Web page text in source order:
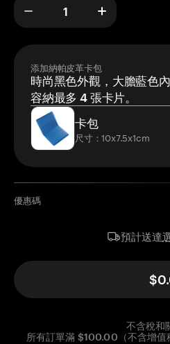
添加納帕皮革卡包
時尚黑色外觀，大膽藍色
容納最多 4 張卡片。
卡包
尺寸：10x7.5x1cm
優惠碼
預計送達
不含稅和
所有訂單滿 $100.00（不含增值